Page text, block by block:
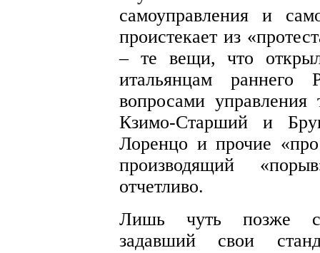
самоуправления и
проистекает из
– те вещи, что
итальянцам раннего
вопросами
Кзимо-Старший и
Лоренцо и прочие
производящий
отчетливо.
Лишь чуть позже
задавший свои